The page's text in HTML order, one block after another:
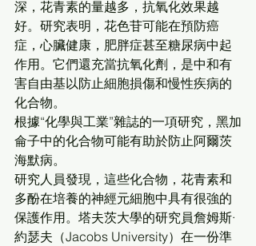
深，花青素的量越多，抗氧化效果越
好。研究表明，花色苷可能在預防癌
症，心臟健康，肥胖症甚至糖尿病中起
作用。它們還充當抗氧化劑，是中和有
害自由基以防止細胞損傷和慢性疾病的
化合物。
根據“化學與工業”雜誌的一項研究，黑加
侖子中的化合物可能有助於防止阿爾茨
海默病。
研究人員發現，這些化合物，花青素和
多酚在培養的神經元細胞中具有很強的
保護作用。塔夫茨大學的研究員詹姆斯·
約瑟夫（Jacobs University）在一份準